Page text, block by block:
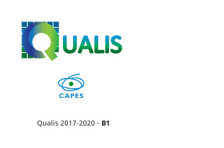
Qualis 2017-2020 - B1